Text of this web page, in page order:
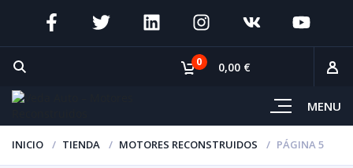
MENU
0 0,00 €
INICIO TIENDA MOTORES RECONSTRUIDOS PÁGINA 5